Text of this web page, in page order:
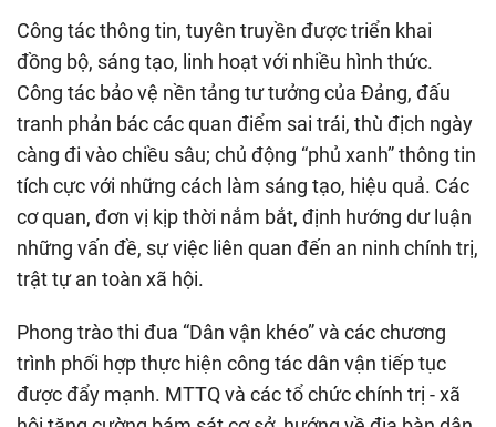
Công tác thông tin, tuyên truyền được triển khai
đồng bộ, sáng tạo, linh hoạt với nhiều hình thức.
Công tác bảo vệ nền tảng tư tưởng của Đảng, đấu
tranh phản bác các quan điểm sai trái, thù địch ngày
càng đi vào chiều sâu; chủ động “phủ xanh” thông tin
tích cực với những cách làm sáng tạo, hiệu quả. Các
cơ quan, đơn vị kịp thời nắm bắt, định hướng dư luận
những vấn đề, sự việc liên quan đến an ninh chính trị,
trật tự an toàn xã hội.
Phong trào thi đua “Dân vận khéo” và các chương
trình phối hợp thực hiện công tác dân vận tiếp tục
được đẩy mạnh. MTTQ và các tổ chức chính trị - xã